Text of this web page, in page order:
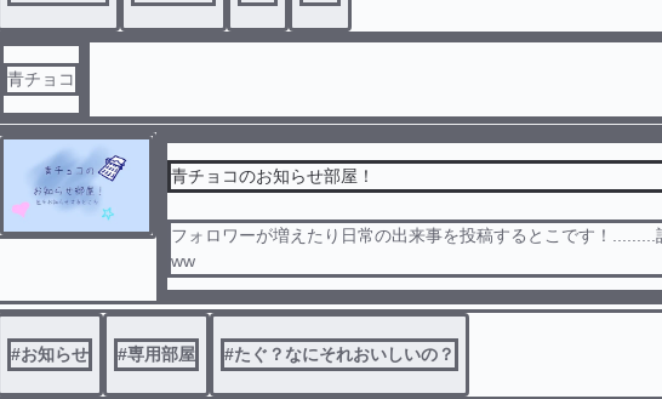
青チョコ
青チョコのお知らせ部屋！
フォロワーが増えたり日常の出来事を投稿するとこです！.........
ww
#お知らせ #専用部屋 #たぐ？なにそれおいしいの？